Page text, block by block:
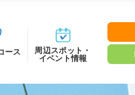
ース
周辺スポット・
イベント情報